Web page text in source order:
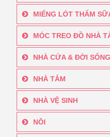
MIẾNG LÓT THẤM
MÓC TREO ĐỒ NHÀ
NHÀ CỬA & ĐỜI SỐNG
NHÀ TẮM
NHÀ VỆ SINH
NÔI